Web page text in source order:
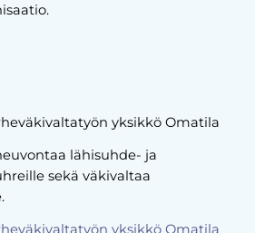
yksikkö Omatila
lähisuhde- ja
sekä väkivaltaa
yksikkö Omatila